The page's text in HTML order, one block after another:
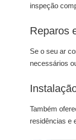
inspeção
Reparos
Se o seu ar
necessários
Também
residências e